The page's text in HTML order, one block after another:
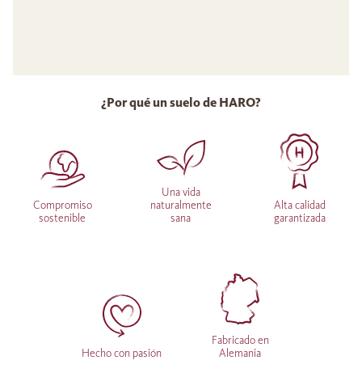
¿Por qué un suelo de HARO?
Compromiso
sostenible
Una vida
naturalmente
sana
Alta calidad
garantizada
Hecho con pasión
Fabricado en
Alemania